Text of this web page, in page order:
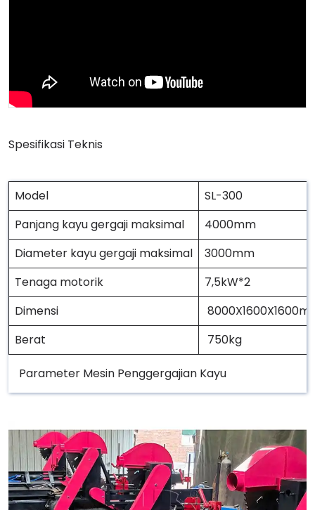
Spesifikasi Teknis
Model
SL-300
Panjang kayu gergaji maksimal
4000mm
Diameter kayu gergaji maksimal
3000mm
Tenaga motorik
7,5kW*2
Dimensi
Berat
750kg
Parameter Mesin Penggergajian Kayu